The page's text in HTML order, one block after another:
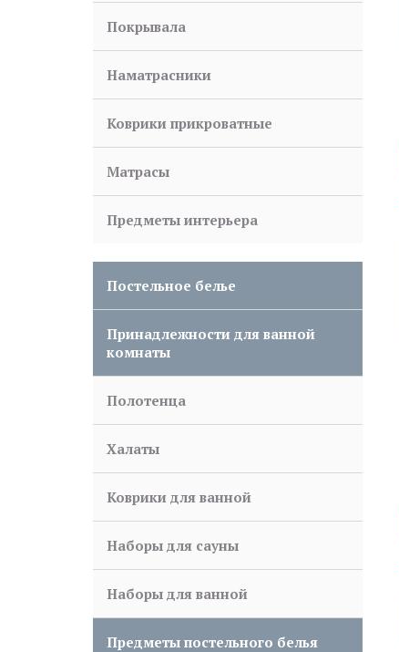
Покрывала
Наматрасники
Коврики прикроватные
Матрасы
Предметы интерьера
Постельное белье
Принадлежности для ванной
комнаты
Полотенца
Халаты
Коврики для ванной
Наборы для сауны
Наборы для ванной
Предметы постельного белья